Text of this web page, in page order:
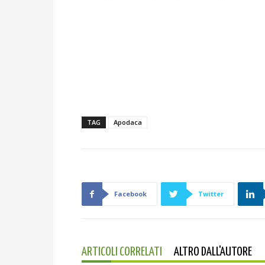
TAG Apodaca
Facebook Twitter
ARTICOLI CORRELATI ALTRO DALL'AUTORE